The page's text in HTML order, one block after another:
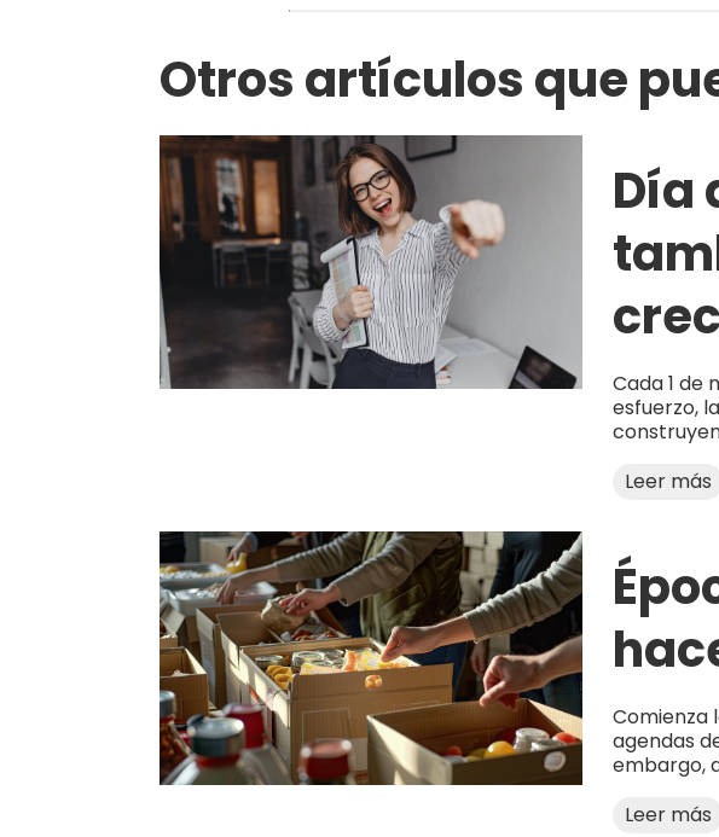
Otros artículos que
Día
Cada 1 de
esfuerzo,
Leer más
Comienza
agendas
embargo,
Leer más